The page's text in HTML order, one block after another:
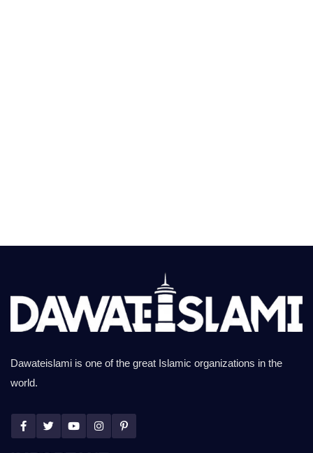
Dawateislami is one of the great Islamic organizations in the
world.